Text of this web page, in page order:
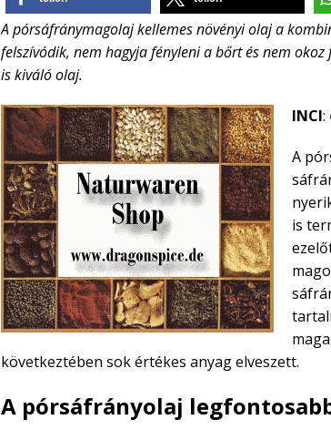
A pórsáfránymagolaj kellemes növényi olaj a
felszívódik, nem hagyja fényleni a bőrt és nem
is kiváló olaj.
INCI:
A
is
következtében sok értékes anyag elveszett.
A pórsáfrányolaj